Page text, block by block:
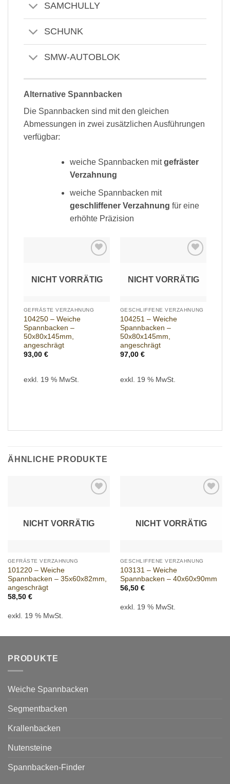
SAMCHULLY
SCHUNK
SMW-AUTOBLOK
Alternative Spannbacken
Die Spannbacken sind mit den gleichen
Abmessungen in zwei zusätzlichen Ausführungen
verfügbar:
weiche Spannbacken mitgefräster
Verzahnung
weiche Spannbacken mit
geschliffener Verzahnung für eine
erhöhte Präzision
NICHT VORRÄTIG
GEFRÄSTE VERZAHNUNG
104250 – Weiche
Spannbacken –
50x80x145mm,
angeschrägt
93,00 €
exkl. 19 % MwSt.
NICHT VORRÄTIG
GESCHLIFFENE VERZAHNUNG
104251 – Weiche
Spannbacken –
50x80x145mm,
angeschrägt
97,00 €
exkl. 19 % MwSt.
ÄHNLICHE PRODUKTE
NICHT VORRÄTIG
GEFRÄSTE VERZAHNUNG
101220 – Weiche
Spannbacken – 35x60x82mm,
angeschrägt
58,50 €
exkl. 19 % MwSt.
NICHT VORRÄTIG
GESCHLIFFENE VERZAHNUNG
103131 – Weiche
Spannbacken – 40x60x90mm
56,50 €
exkl. 19 % MwSt.
PRODUKTE
Weiche Spannbacken
Segmentbacken
Krallenbacken
Nutensteine
Spannbacken-Finder